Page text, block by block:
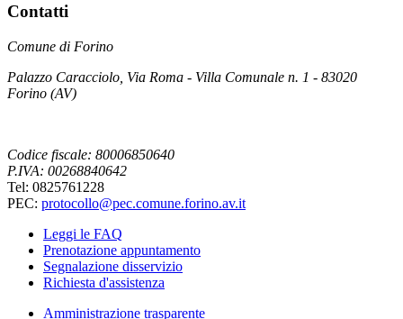
Contatti
Comune di Forino
Palazzo Caracciolo, Via Roma - Villa Comunale n. 1 - 83020
Forino (AV)
Codice fiscale: 80006850640
P.IVA: 00268840642
Tel: 0825761228
PEC: protocollo@pec.comune.forino.av.it
Leggi le FAQ
Prenotazione appuntamento
Segnalazione disservizio
Richiesta d'assistenza
Amministrazione trasparente